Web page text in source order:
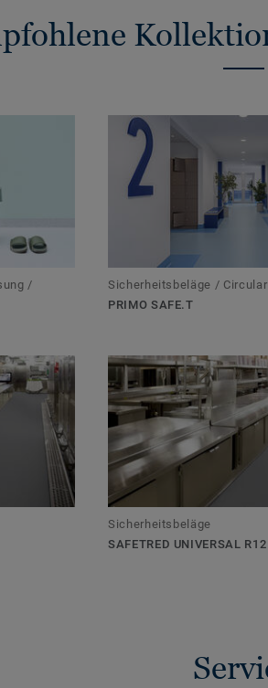
/
Sicherheitsbeläge /
PRIMO SAFE.T
Sicherheitsbeläge
SAFETRED UNIVERSAL R12